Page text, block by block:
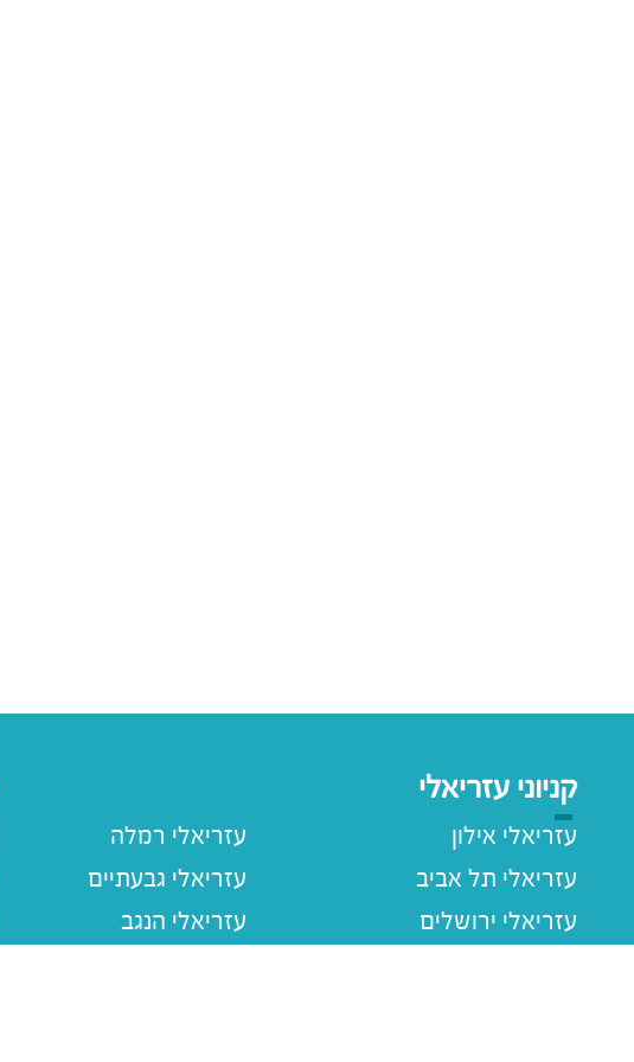
קניוני עזריאלי
עזריאלי אילון
עזריאלי תל אביב
עזריאלי ירושלים
עזריאלי רמלה
עזריאלי גבעתיים
עזריאלי הנגב